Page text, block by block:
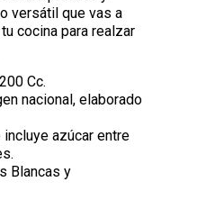
versátil que vas a
cocina para realzar
Cc.
nacional, elaborado
incluye azúcar entre
Blancas y